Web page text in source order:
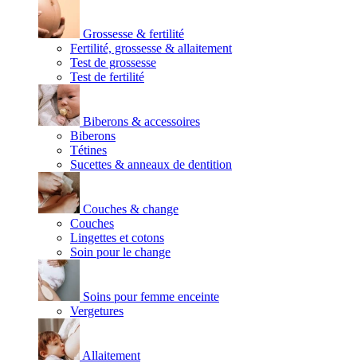
Grossesse & fertilité
Fertilité, grossesse & allaitement
Test de grossesse
Test de fertilité
Biberons & accessoires
Biberons
Tétines
Sucettes & anneaux de dentition
Couches & change
Couches
Lingettes et cotons
Soin pour le change
Soins pour femme enceinte
Vergetures
Allaitement